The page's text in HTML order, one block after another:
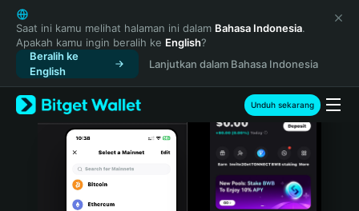
English
日本語
Tiếng Việt
Русский
Español (Latinoamérica)
Türkçe
Italiano
Saat ini kamu melihat halaman ini dalam Bahasa Indonesia.
Apakah kamu ingin beralih ke English?
Beralih ke
English
Lanjutkan dalam Bahasa Indonesia
Unduh sekarang